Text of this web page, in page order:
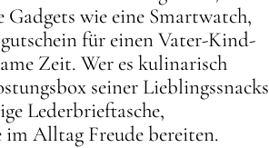
wie eine Smartwatch,
für einen Vater-Kind-
Zeit. Wer es kulinarisch
seiner Lieblingssnacks
Lederbrieftasche,
Alltag Freude bereiten.